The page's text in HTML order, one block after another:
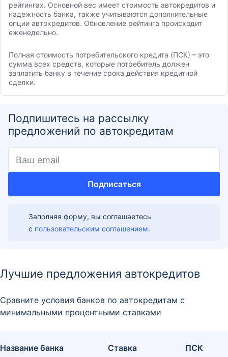
рейтингах. Основной вес имеет стоимость автокредитов и
надежность банка, также учитываются дополнительные
опции автокредитов. Обновление рейтинга происходит
еженедельно.
Полная стоимость потребительского кредита (ПСК) – это
сумма всех средств, которые потребитель должен
заплатить банку в течение срока действия кредитной
сделки.
Подпишитесь на рассылку
предложений по автокредитам
Подписаться
Заполняя форму, вы соглашаетесь
с пользовательским соглашением.
Лучшие предложения автокредитов
Сравните условия банков по автокредитам с
минимальными процентными ставками
Название банка Ставка ПСК